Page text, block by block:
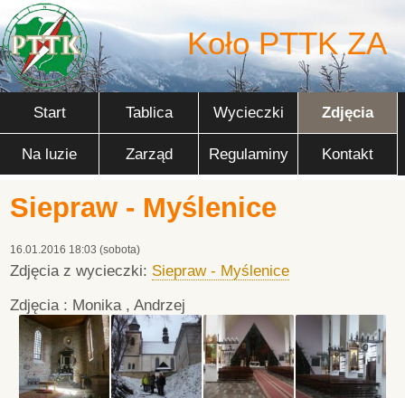
Koło PTTK ZA
Start Tablica Wycieczki Zdjęcia
Na luzie Zarząd Regulaminy Kontakt
Siepraw - Myślenice
16.01.2016 18:03 (sobota)
Zdjęcia z wycieczki: Siepraw - Myślenice
Zdjęcia : Monika , Andrzej